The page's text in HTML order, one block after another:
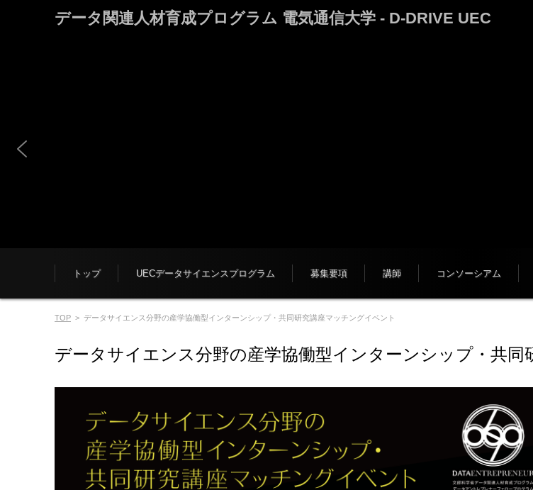
データ関連人材育成プログラム 電気通信大学 - D-DRIVE UEC
トップ UECデータサイエンスプログラム 募集要項 講師 コンソーシアム
TOP > データサイエンス分野の産学協働型インターンシップ・共同研究講座マッチングイベント
データサイエンス分野の産学協働型インターンシップ・共同